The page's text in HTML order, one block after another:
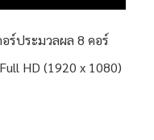
ร์ประมวลผล 8 คอร์
HD (1920 x 1080)